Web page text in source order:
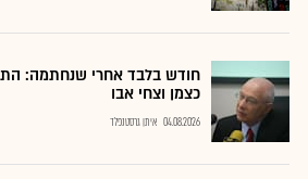
חודש בלבד אחרי שנחתמה:
כצמן וצחי אבו
04.08.2026 איתן גרסטנפלד